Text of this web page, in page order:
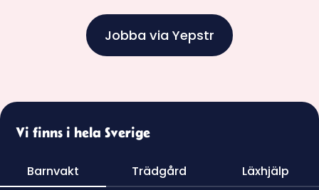
Jobba via Yepstr
Vi finns i hela Sverige
Barnvakt Trädgård Läxhjälp